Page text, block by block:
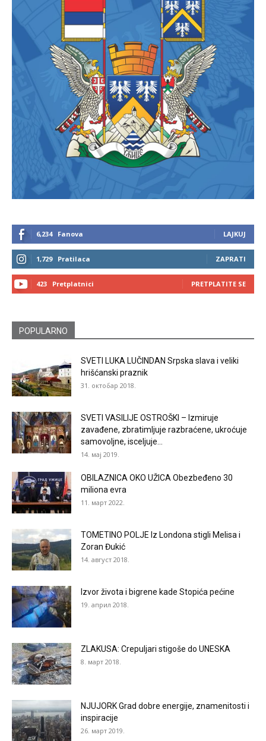
6,234 Fanova LAJKUJ
1,729 Pratilaca ZAPRATI
423 Pretplatnici PRETPLATITE SE
POPULARNO
SVETI LUKA LUČINDAN Srpska slava i veliki
hrišćanski praznik
31. октобар 2018.
SVETI VASILIJE OSTROŠKI – Izmiruje
zavađene, zbratimljuje razbraćene, ukroćuje
samovoljne, isceljuje...
14. мај 2019.
OBILAZNICA OKO UŽICA Obezbeđeno 30
miliona evra
11. март 2022.
TOMETINO POLJE Iz Londona stigli Melisa i
Zoran Đukić
14. август 2018.
Izvor života i bigrene kade Stopića pećine
19. април 2018.
ZLAKUSA: Crepuljari stigoše do UNESKA
8. март 2018.
NJUJORK Grad dobre energije, znamenitosti i
inspiracije
26. март 2019.